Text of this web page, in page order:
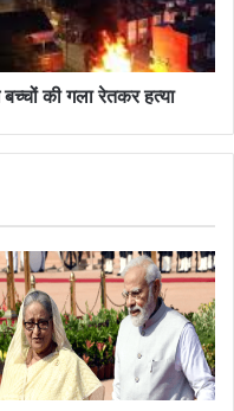
की गला रेतकर हत्या